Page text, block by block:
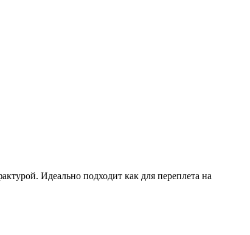
Идеально подходит как для переплета на